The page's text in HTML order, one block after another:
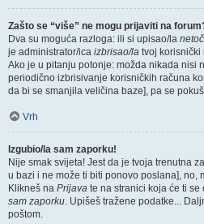
Zašto se “više” ne mogu prijaviti na
Dva su moguća razloga: ili si upisao/la
je administrator/ica izbrisao/la tvoj korisnički
Ako je u pitanju potonje: možda nikada nisi
periodično izbrisivanje korisničkih računa
da bi se smanjila veličina baze], pa se
Vrh
Izgubio/la sam zaporku!
Nije smak svijeta! Jest da je tvoja trenutna
u bazi i ne može ti biti ponovo poslana], no,
Klikneš na Prijava te na stranici koja će ti
sam zaporku. Upišeš tražene podatke...
poštom.